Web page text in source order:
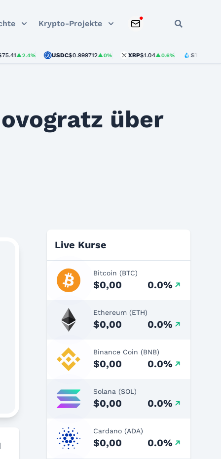
Krypto-Projekte
USDC$0.999712▲0% XRP$1.04▲0.6% STETH$1,919.03
über
Live Kurse
Bitcoin (BTC)
$0,00 0.0%
Ethereum (ETH)
$0,00 0.0%
Binance Coin (BNB)
$0,00 0.0%
Solana (SOL)
$0,00 0.0%
Cardano (ADA)
$0,00 0.0%